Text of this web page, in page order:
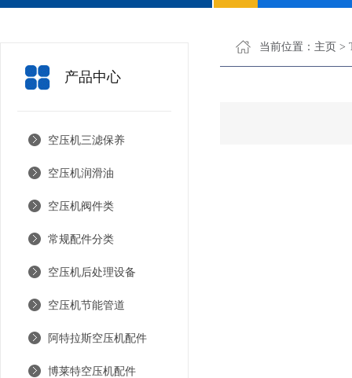
产品中心
空压机三滤保养
空压机润滑油
空压机阀件类
常规配件分类
空压机后处理设备
空压机节能管道
阿特拉斯空压机配件
博莱特空压机配件
当前位置： 主页 >